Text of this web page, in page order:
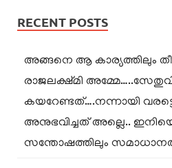
RECENT POSTS
അങ്ങനെ ആ കാര്യത്തിലും
രാജലക്ഷ്മി
കയറേണ്ടത്….നന്നായി
അനുഭവിച്ചത് അല്ലെ..
സന്തോഷത്തിലും